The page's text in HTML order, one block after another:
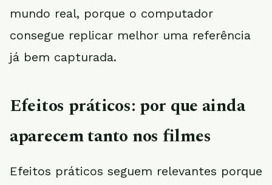
mundo real, porque o computador
consegue replicar melhor uma referência
já bem capturada.
Efeitos práticos: por que ainda
aparecem tanto nos filmes
Efeitos práticos seguem relevantes porque